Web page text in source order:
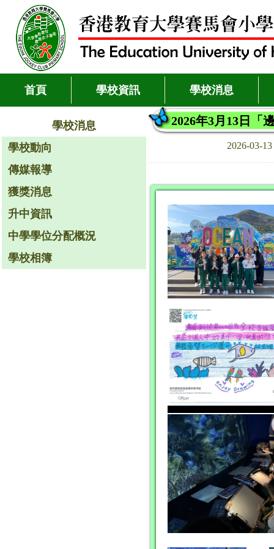
首頁 學校資訊 學校消息
學校消息
學校動向
傳媒報導
獲獎消息
升中資訊
中學學位分配概況
學校相簿
2026年3月13日「
2026-03-